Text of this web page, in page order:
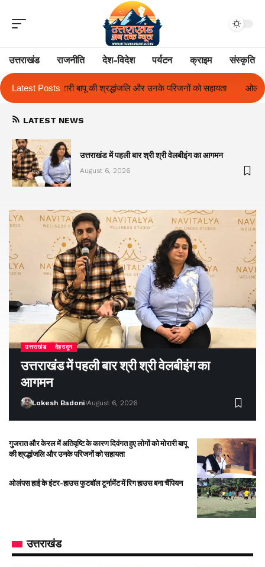
उत्तराखंड राजनीति देश-विदेश पर्यटन क्राइम संस्कृति
Latest Posts
उनके परिजनों को सहायता ओलंपस हाई के इंटर-हाउस फुटबॉल टूर्नामेंट में रिग
LATEST NEWS
उत्तराखंड में पहली बार श्री श्री वेलबीइंग का आगमन
August 6, 2026
उत्तराखंड देहरादून
उत्तराखंड में पहली बार श्री श्री वेलबीइंग का
आगमन
Lokesh Badoni August 6, 2026
गुजरात और केरल में अतिवृष्टि के कारण दिवंगत हुए लोगों को मोरारी बापू
की श्रद्धांजलि और उनके परिजनों को सहायता
ओलंपस हाई के इंटर-हाउस फुटबॉल टूर्नामेंट में रिग हाउस बना चैंपियन
उत्तराखंड